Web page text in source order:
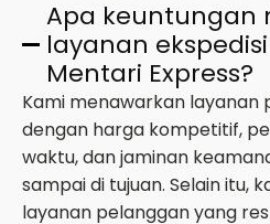
Apa keuntungan
layanan
Mentari Express?
Kami menawarkan layanan
dengan harga kompetitif,
waktu, dan jaminan
sampai di tujuan. Selain itu,
layanan pelanggan yang